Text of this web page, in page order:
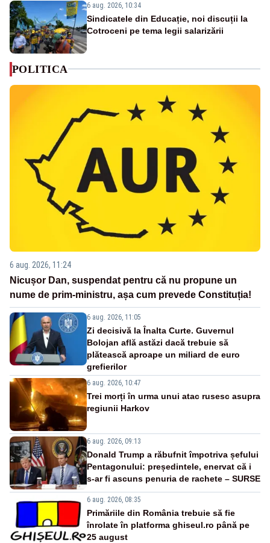
6 aug. 2026, 10:34
Sindicatele din Educație, noi discuții la
Cotroceni pe tema legii salarizării
POLITICA
6 aug. 2026, 11:24
Nicușor Dan, suspendat pentru că nu propune un
nume de prim-ministru, așa cum prevede Constituția!
6 aug. 2026, 11:05
Zi decisivă la Înalta Curte. Guvernul
Bolojan află astăzi dacă trebuie să
plătească aproape un miliard de euro
grefierilor
6 aug. 2026, 10:47
Trei morți în urma unui atac rusesc asupra
regiunii Harkov
6 aug. 2026, 09:13
Donald Trump a răbufnit împotriva șefului
Pentagonului: președintele, enervat că i
s-ar fi ascuns penuria de rachete – SURSE
6 aug. 2026, 08:35
Primăriile din România trebuie să fie
înrolate în platforma ghiseul.ro până pe
25 august